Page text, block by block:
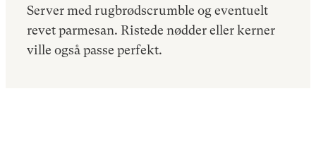
Server med rugbrødscrumble og eventuelt
revet parmesan. Ristede nødder eller kerner
ville også passe perfekt.